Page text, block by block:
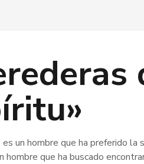
un hombre que ha preferido la
hombre que ha buscado